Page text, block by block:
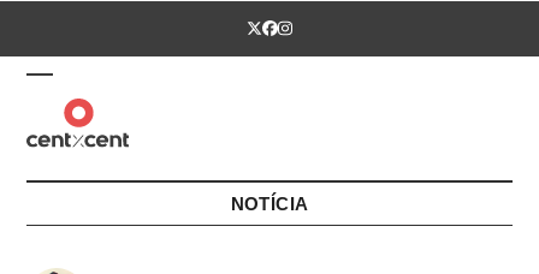
Twitter
Facebook
Instagram
Open
mobile
menu
Close
mobile
menu
NOTÍCIA